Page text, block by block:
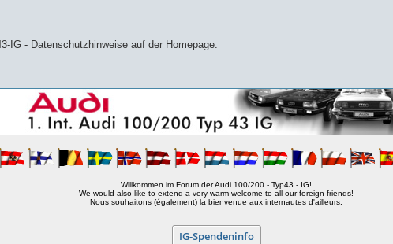
IG - Datenschutzhinweise auf der Homepage:
Willkommen im Forum der Audi 100/200 - Typ43 - IG!
We would also like to extend a very warm welcome to all our foreign friends!
Nous souhaitons (également) la bienvenue aux internautes d'ailleurs.
IG-Spendeninfo